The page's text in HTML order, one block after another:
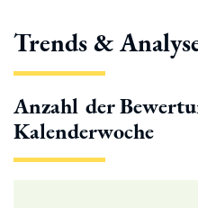
Trends &
Anzahl der
Kalenderwoche